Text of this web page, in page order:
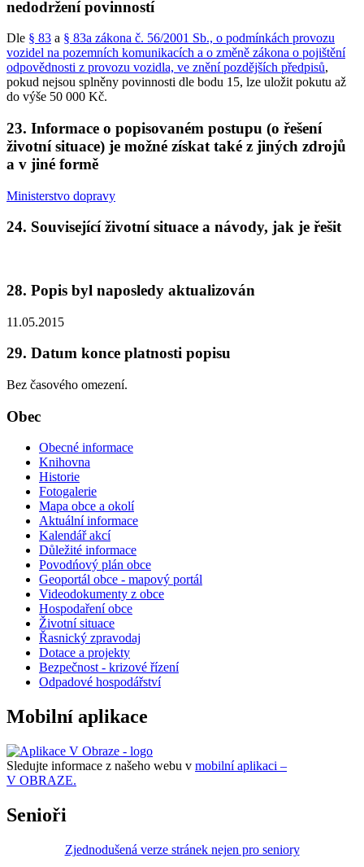
nedodržení povinností
Dle § 83 a § 83a zákona č. 56/2001 Sb., o podmínkách provozu
vozidel na pozemních komunikacích a o změně zákona o pojištění
odpovědnosti z provozu vozidla, ve znění pozdějších předpisů,
pokud nejsou splněny povinnosti dle bodu 15, lze uložit pokutu až
do výše 50 000 Kč.
23. Informace o popisovaném postupu (o řešení
životní situace) je možné získat také z jiných zdrojů
a v jiné formě
Ministerstvo dopravy
24. Související životní situace a návody, jak je řešit
28. Popis byl naposledy aktualizován
11.05.2015
29. Datum konce platnosti popisu
Bez časového omezení.
Obec
Obecné informace
Knihovna
Historie
Fotogalerie
Mapa obce a okolí
Aktuální informace
Kalendář akcí
Důležité informace
Povodńový plán obce
Geoportál obce - mapový portál
Videodokumenty z obce
Hospodaření obce
Životní situace
Řasnický zpravodaj
Dotace a projekty
Bezpečnost - krizové řízení
Odpadové hospodářství
Mobilní aplikace
Sledujte informace z našeho webu v mobilní aplikaci –
V OBRAZE.
Senioři
Zjednodušená verze stránek nejen pro seniory